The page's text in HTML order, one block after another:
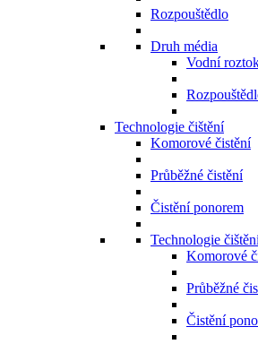
Rozpouštědlo
Druh média
Vodní
Technologie čištění
Komorové čistění
Průběžné čistění
Čistění ponorem
Technologie
Komorové
Průběžné
Čistění